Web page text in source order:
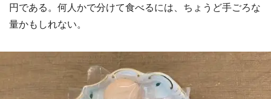
円である。何人かで分けて食べるには、ちょうど手ごろな
量かもしれない。